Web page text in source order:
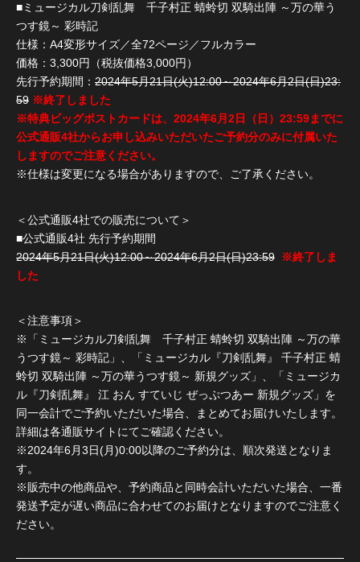
■ミュージカル刀剣乱舞 千子村正 蜻蛉切 双騎出陣 ～万の華う
つす鏡～ 彩時記
仕様：A4変形サイズ／全72ページ／フルカラー
価格：3,300円（税抜価格3,000円）
先行予約期間： 2024年5月21日(火)12:00～2024年6月2日(日)23:
59 ※終了しました
※特典ビッグポストカードは、2024年6月2日（日）23:59までに
公式通販4社からお申し込みいただいたご予約分のみに付属いた
しますのでご注意ください。
※仕様は変更になる場合がありますので、ご了承ください。
＜公式通販4社での販売について＞
■公式通販4社 先行予約期間
2024年5月21日(火)12:00～2024年6月2日(日)23:59
※終了しま
した
＜注意事項＞
※「ミュージカル刀剣乱舞 千子村正 蜻蛉切 双騎出陣 ～万の華
うつす鏡～ 彩時記」、「ミュージカル『刀剣乱舞』 千子村正 蜻
蛉切 双騎出陣 ～万の華うつす鏡～ 新規グッズ」、「ミュージカ
ル『刀剣乱舞』 江 おん すていじ ぜっぷつあー 新規グッズ」を
同一会計でご予約いただいた場合、まとめてお届けいたします。
詳細は各通販サイトにてご確認ください。
※2024年6月3日(月)0:00以降のご予約分は、順次発送となりま
す。
※販売中の他商品や、予約商品と同時会計いただいた場合、一番
発送予定が遅い商品に合わせてのお届けとなりますのでご注意く
ださい。